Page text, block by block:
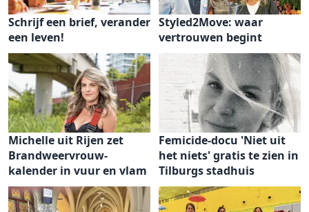
Schrijf een brief, verander
een leven!
Styled2Move: waar
vertrouwen begint
Michelle uit Rijen zet
Brandweervrouw-
kalender in vuur en vlam
Femicide-docu 'Niet uit
het niets' gratis te zien in
Tilburgs stadhuis